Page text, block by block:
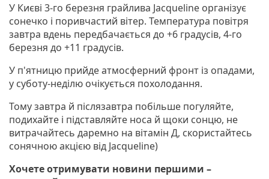
У Києві 3-го березня грайлива Jacqueline організує
сонечко і поривчастий вітер. Температура повітря
завтра вдень передбачається до +6 градусів, 4-го
березня до +11 градусів.
У п'ятницю прийде атмосферний фронт із опадами,
у суботу-неділю очікується похолодання.
Тому завтра й післязавтра побільше погуляйте,
подихайте і підставляйте носа й щоки сонцю, не
витрачайтесь даремно на вітамін Д, скористайтесь
сонячною акцією від Jacqueline)
Хочете отримувати новини першими –